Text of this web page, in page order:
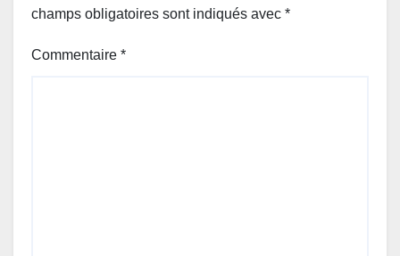
champs obligatoires sont indiqués avec *
Commentaire *